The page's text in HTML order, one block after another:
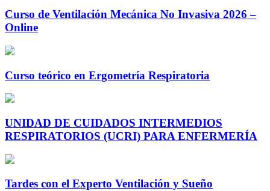
Curso de Ventilación Mecánica No Invasiva 2026 –
Online
Curso teórico en Ergometría Respiratoria
UNIDAD DE CUIDADOS INTERMEDIOS
RESPIRATORIOS (UCRI) PARA ENFERMERÍA
Tardes con el Experto Ventilación y Sueño